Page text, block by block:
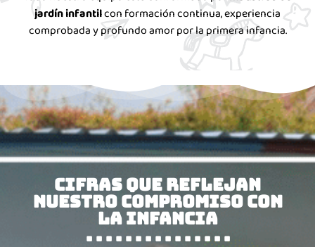
jardín infantilcon formación continua, experiencia
comprobada y profundo amor por la primera infancia.
Cifras que reflejan
nuestro compromiso con
la infancia
. . . . . . . . . . . . . . .